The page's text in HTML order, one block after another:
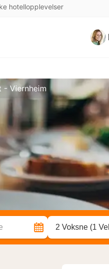
hotellopplevelser
- Viernheim
2 Voksne (1